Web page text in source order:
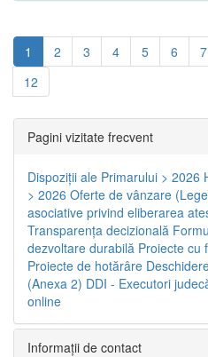
1 2 3 4 5 6 7
12
Pagini vizitate frecvent
Dispoziţii ale Primarului > 2026
> 2026 Oferte de vânzare
asociative privind eliberarea
Transparenţa decizională
dezvoltare durabilă Proiecte cu
Proiecte de hotărâre
(Anexa 2) DDI - Executori
online
Informaţii de contact